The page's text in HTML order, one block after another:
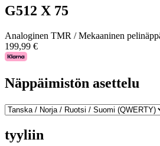
G512 X 75
Analoginen TMR / Mekaaninen
199,99 €
Näppäimistön asettelu
tyyliin